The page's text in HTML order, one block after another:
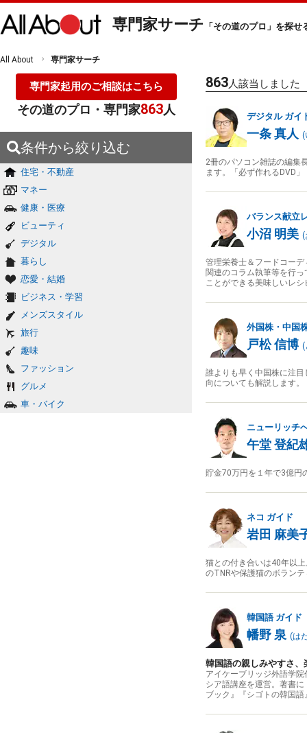
専門家サーチ 「その道のプロ」を探せ
All About 専門家サーチ
専門家起用のご相談はこちら
その道のプロ・専門家863人
条件から絞り込む
住宅・不動産
マネー
健康・医療
ビューティ
デジタル
暮らし
恋愛・結婚
ビジネス・学習
メンズスタイル
旅行
趣味
ファッション
グルメ
車・バイク
863人該当しました
デジタルガイ
一条 真人 (
2冊のパソコン雑誌の編集
ます。「必ず作れるDVD
バランス献立
小沼 明美 (
管理栄養士＆フードコー
関連のコラム執筆等を行
ことができる美味しいレ
外国株・中国
戸松 信博 (
誰よりも早く中国株に注
向についても解説します。
ニューリッチ
午堂 登紀
貯金70万円を１年で3億円
ネコ ガイド
岩田 麻美
猫との付き合いは40年以
のTNRや保護猫のボラン
韓国語ガイド
幡野 泉 (は
韓国語の親しみやすさ
アイケーブリッジ外語学
シア語講座を運営。著書
ブック』『シゴトの韓国